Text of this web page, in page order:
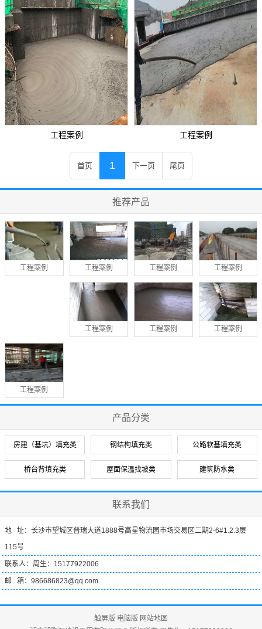
工程案例 工程案例
首页 1 下一页 尾页
推荐产品
工程案例 工程案例 工程案例 工程案例
工程案例 工程案例 工程案例
工程案例
产品分类
房建（基坑）填充类 钢结构填充类 公路软基填充类
桥台背填充类 屋面保温找坡类 建筑防水类
联系我们
地 址：长沙市望城区普瑞大道1888号高星物流园市场交易区二期2-6#1.2.3层
115号
联系人：周生：15177922006
邮 箱：986686823@qq.com
触屏版 电脑版 网站地图